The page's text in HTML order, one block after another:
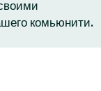
комьюнити.